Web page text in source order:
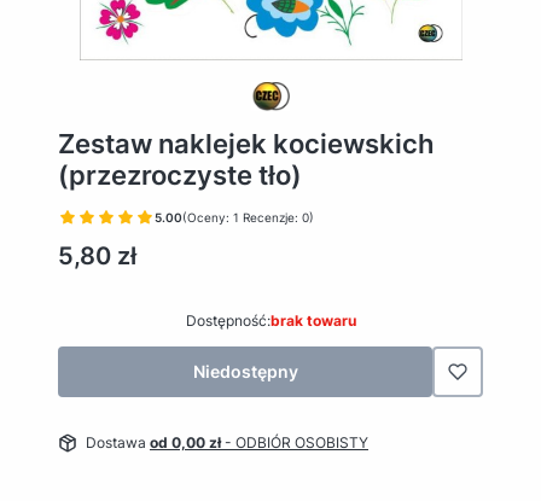
Zestaw naklejek kociewskich
(przezroczyste tło)
5.00(Oceny: 1 Recenzje: 0)
Cena
5,80 zł
Dostępność:brak towaru
Niedostępny
Dostawa od 0,00 zł- ODBIÓR OSOBISTY